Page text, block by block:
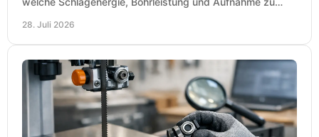
28. Juli 2026